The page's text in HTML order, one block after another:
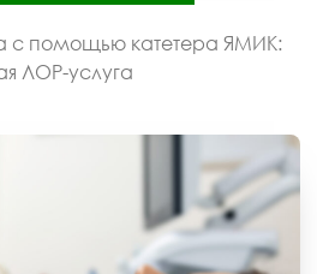
с помощью катетера ЯМИК:
ЛОР-услуга